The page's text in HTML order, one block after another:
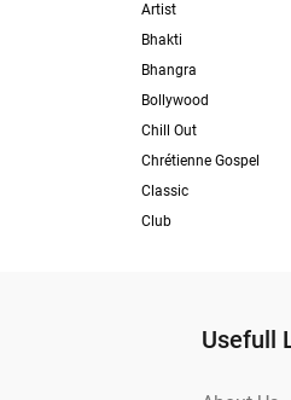
Artist
Bhakti
Bhangra
Bollywood
Chill Out
Chrétienne Gospel
Classic
Club
Usefull